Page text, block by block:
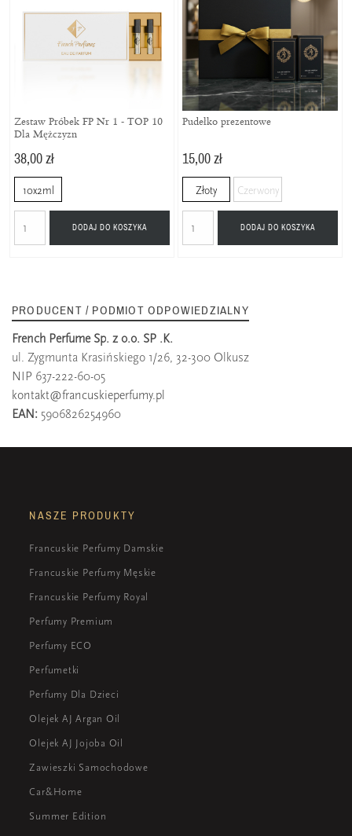
Zestaw Próbek FP Nr 1 - TOP 10
Dla Mężczyzn
38,00 zł
10x2ml
DODAJ DO KOSZYKA
Pudełko prezentowe
15,00 zł
Złoty Czerwony
DODAJ DO KOSZYKA
PRODUCENT / PODMIOT ODPOWIEDZIALNY
French Perfume Sp. z o.o. SP .K.
ul. Zygmunta Krasińskiego 1/26, 32-300 Olkusz
NIP 637-222-60-05
kontakt@francuskieperfumy.pl
EAN: 5906826254960
NASZE PRODUKTY
Francuskie Perfumy Damskie
Francuskie Perfumy Męskie
Francuskie Perfumy Royal
Perfumy Premium
Perfumy ECO
Perfumetki
Perfumy Dla Dzieci
Olejek AJ Argan Oil
Olejek AJ Jojoba Oil
Zawieszki Samochodowe
Car&Home
Summer Edition